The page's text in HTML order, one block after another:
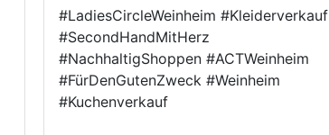
#LadiesCircleWeinheim #Kleiderverkauf
#SecondHandMitHerz
#NachhaltigShoppen #ACTWeinheim
#FürDenGutenZweck #Weinheim
#Kuchenverkauf